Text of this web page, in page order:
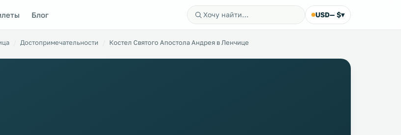
Блог USD— $▾
Достопримечательности Костел Святого Апостола Андрея в Ленчице